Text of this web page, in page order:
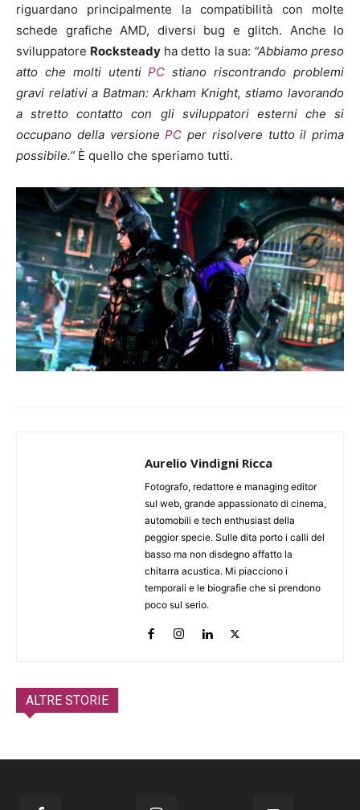
riguardano principalmente la compatibilità con molte
schede grafiche AMD, diversi bug e glitch. Anche lo
sviluppatore Rocksteady ha detto la sua: “Abbiamo preso
atto che molti utentiPC stiano riscontrando problemi
gravi relativi a Batman: Arkham Knight, stiamo lavorando
a stretto contatto con gli sviluppatori esterni che si
occupano della versionePC per risolvere tutto il prima
possibile.” È quello che speriamo tutti.
Aurelio Vindigni Ricca
Fotografo, redattore e managing editor
sul web, grande appassionato di cinema,
automobili e tech enthusiast della
peggior specie. Sulle dita porto i calli del
basso ma non disdegno affatto la
chitarra acustica. Mi piacciono i
temporali e le biografie che si prendono
poco sul serio.
ALTRE STORIE